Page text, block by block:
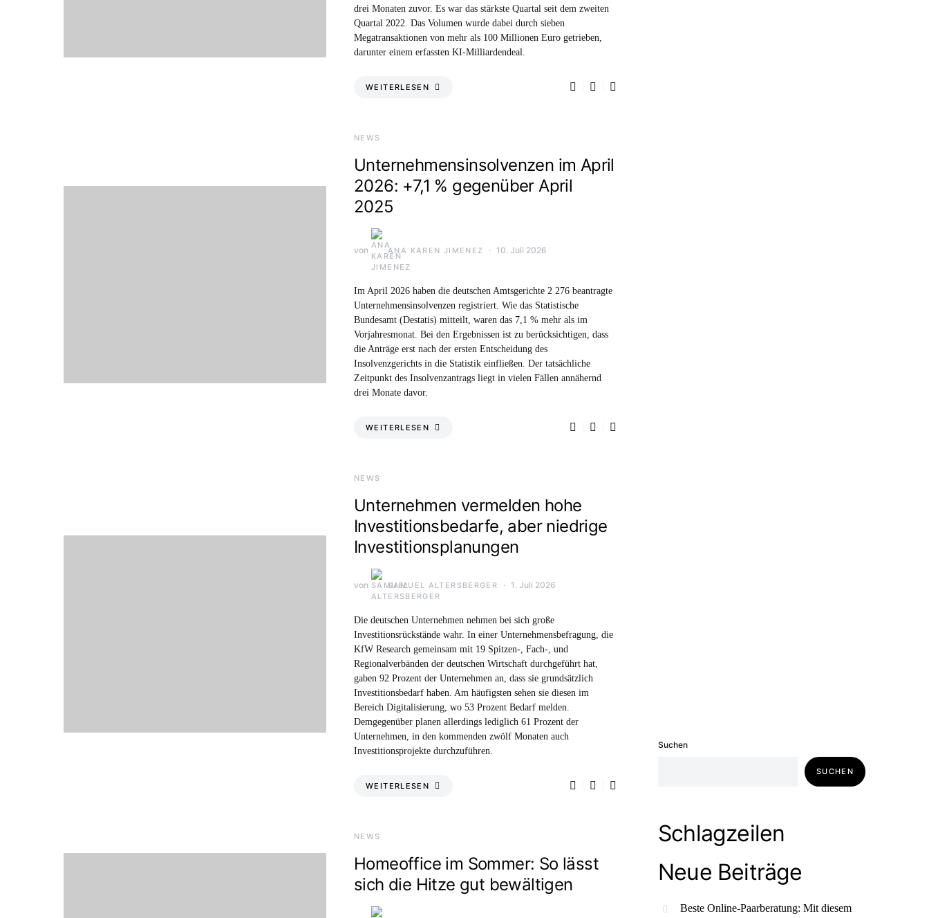
drei Monaten zuvor. Es war das stärkste Quartal seit dem zweiten
Quartal 2022. Das Volumen wurde dabei durch sieben
Megatransaktionen von mehr als 100 Millionen Euro getrieben,
darunter einem erfassten KI-Milliardendeal.
WEITERLESEN
NEWS
Unternehmensinsolvenzen im April
2026: +7,1 % gegenüber April
2025
von ANA KAREN JIMENEZ 10. Juli 2026
Im April 2026 haben die deutschen Amtsgerichte 2 276 beantragte
Unternehmensinsolvenzen registriert. Wie das Statistische
Bundesamt (Destatis) mitteilt, waren das 7,1 % mehr als im
Vorjahresmonat. Bei den Ergebnissen ist zu berücksichtigen, dass
die Anträge erst nach der ersten Entscheidung des
Insolvenzgerichts in die Statistik einfließen. Der tatsächliche
Zeitpunkt des Insolvenzantrags liegt in vielen Fällen annähernd
drei Monate davor.
WEITERLESEN
NEWS
Unternehmen vermelden hohe
Investitionsbedarfe, aber niedrige
Investitionsplanungen
von SAMUEL ALTERSBERGER 1. Juli 2026
Die deutschen Unternehmen nehmen bei sich große
Investitionsrückstände wahr. In einer Unternehmensbefragung, die
KfW Research gemeinsam mit 19 Spitzen-, Fach-, und
Regionalverbänden der deutschen Wirtschaft durchgeführt hat,
gaben 92 Prozent der Unternehmen an, dass sie grundsätzlich
Investitionsbedarf haben. Am häufigsten sehen sie diesen im
Bereich Digitalisierung, wo 53 Prozent Bedarf melden.
Demgegenüber planen allerdings lediglich 61 Prozent der
Unternehmen, in den kommenden zwölf Monaten auch
Investitionsprojekte durchzuführen.
WEITERLESEN
NEWS
Homeoffice im Sommer: So lässt
sich die Hitze gut bewältigen
Suchen
SUCHEN
Schlagzeilen
Neue Beiträge
Beste Online-Paarberatung: Mit diesem